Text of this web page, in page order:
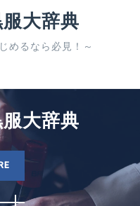
大辞典
めるなら必見！～
大辞典